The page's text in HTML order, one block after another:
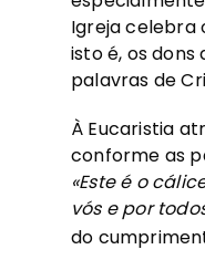
Igreja celebra
isto é, os
palavras de
À Eucaristia
conforme as
«Este é o
vós e por
do